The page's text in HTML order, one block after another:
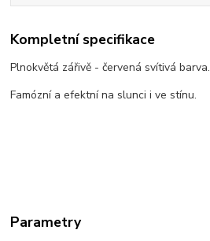
Kompletní specifikace
Plnokvětá zářivě - červená svítivá barva.
Famózní a efektní na slunci i ve stínu.
Parametry